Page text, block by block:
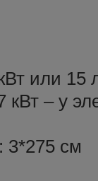
или 15
– у
3*275 см